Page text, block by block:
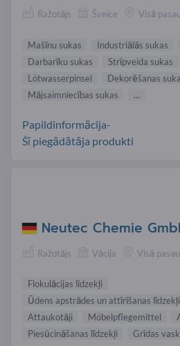
Ražotājs Šveice Visā
Mašīnu sukas Industriālās sukas
Darbarīku sukas
Strīpveida sukas
Lötwasserpinsel
Dekorēšanas
Mājsaimniecības sukas
...
Papildinformācija-
Šī piegādātāja produkti
Neutec Chemie
Ražotājs Vācija Visā
Flokulācijas līdzekļi
Ūdens apstrādes un attīrīšanas līdzekļi
Attaukotāji
Möbelpflegemittel
Piesūcināšanas līdzekļi
Grīdas